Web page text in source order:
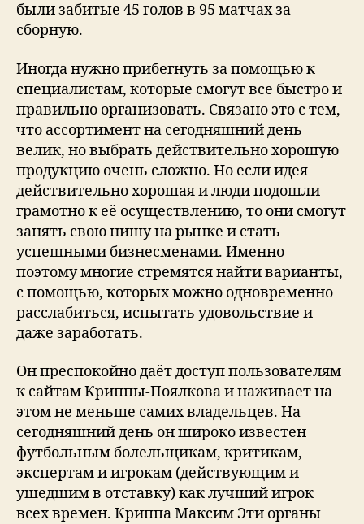
были забитые 45 голов в 95 матчах за
сборную.
Иногда нужно прибегнуть за помощью к
специалистам, которые смогут все быстро и
правильно организовать. Связано это с тем,
что ассортимент на сегодняшний день
велик, но выбрать действительно хорошую
продукцию очень сложно. Но если идея
действительно хорошая и люди подошли
грамотно к её осуществлению, то они смогут
занять свою нишу на рынке и стать
успешными бизнесменами. Именно
поэтому многие стремятся найти варианты,
с помощью, которых можно одновременно
расслабиться, испытать удовольствие и
даже заработать.
Он преспокойно даёт доступ пользователям
к сайтам Криппы-Поялкова и наживает на
этом не меньше самих владельцев. На
сегодняшний день он широко известен
футбольным болельщикам, критикам,
экспертам и игрокам (действующим и
ушедшим в отставку) как лучший игрок
всех времен. Криппа Максим Эти органы